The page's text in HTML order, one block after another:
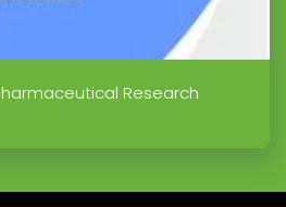
Research